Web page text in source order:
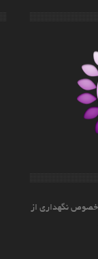
خصوص نگهداری از